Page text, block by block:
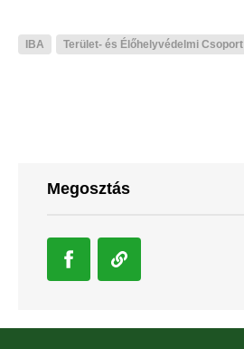
IBA Terület- és Élőhelyvédelmi Csoport
Megosztás